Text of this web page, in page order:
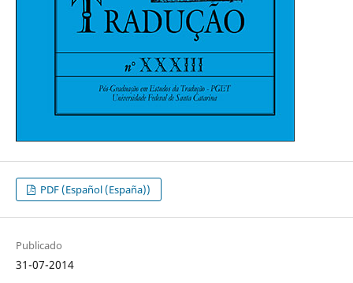
PDF (Español (España))
Publicado
31-07-2014